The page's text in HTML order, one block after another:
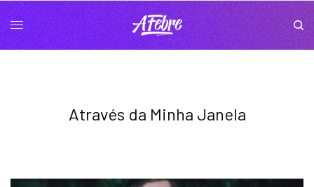
Através da Minha Janela